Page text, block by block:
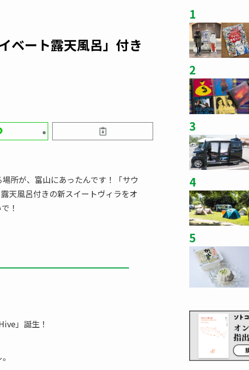
ベート露天風呂」付き
所が、富山にあったんです！「サウ
天風呂付きの新スイートヴィラをオ
！
」誕生！
1
2
3
4
5